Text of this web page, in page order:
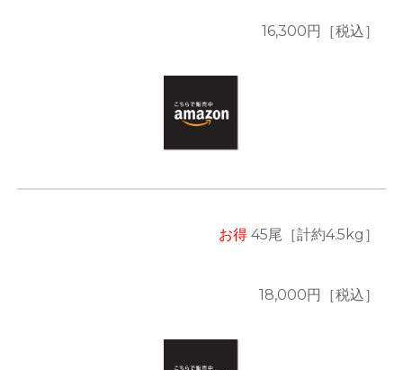
16,300円［税込］
お得 45尾 ［計約4.5kg］
18,000円［税込］